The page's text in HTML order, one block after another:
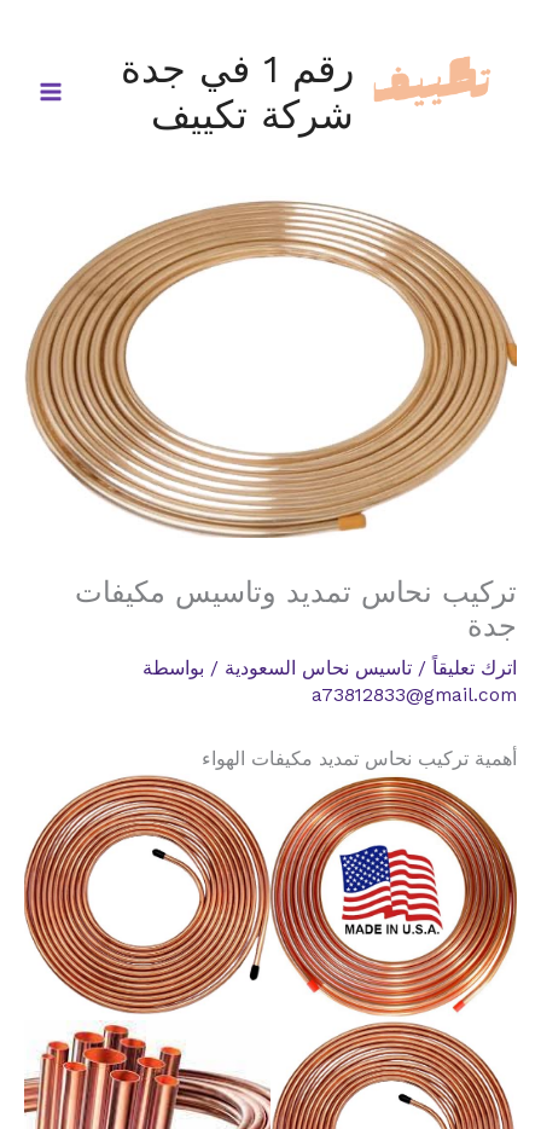
المحتوى
رقم 1 في جدة
شركة تكييف
تركيب نحاس تمديد وتاسيس مكيفات
جدة
اترك تعليقاً / تاسيس نحاس السعودية / بواسطة
a73812833@gmail.com
أهمية تركيب نحاس تمديد مكيفات الهواء